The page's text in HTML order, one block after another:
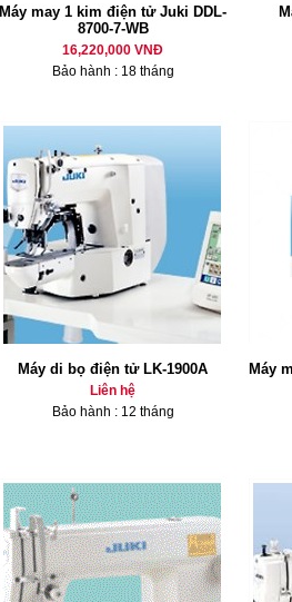
Máy may 1 kim điện tử Juki DDL-
8700-7-WB
16,220,000 VNĐ
Bảo hành : 18 tháng
Máy di bọ điện tử LK-1900A
Liên hệ
Bảo hành : 12 tháng
Máy